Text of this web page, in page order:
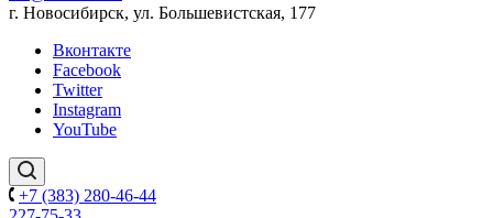
г. Новосибирск, ул. Большевистская, 177
Вконтакте
Facebook
Twitter
Instagram
YouTube
+7 (383) 280-46-44